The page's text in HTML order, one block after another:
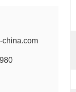
china.com